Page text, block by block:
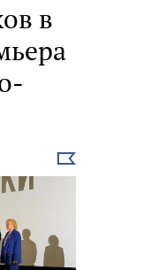
в
Выбрать
новость